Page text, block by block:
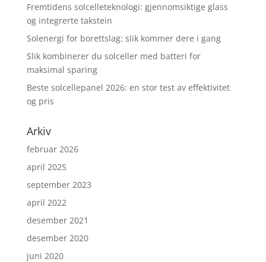
Fremtidens solcelleteknologi: gjennomsiktige glass
og integrerte takstein
Solenergi for borettslag: slik kommer dere i gang
Slik kombinerer du solceller med batteri for
maksimal sparing
Beste solcellepanel 2026: en stor test av effektivitet
og pris
Arkiv
februar 2026
april 2025
september 2023
april 2022
desember 2021
desember 2020
juni 2020